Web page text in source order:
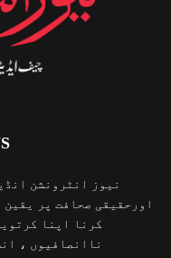
نیوز انٹرونشن
اورحقیقی صحافت پر یقین
کرنا اپنا
ناانصافیوں ،